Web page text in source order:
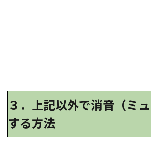
３．上記以外で消音（ミ
する方法